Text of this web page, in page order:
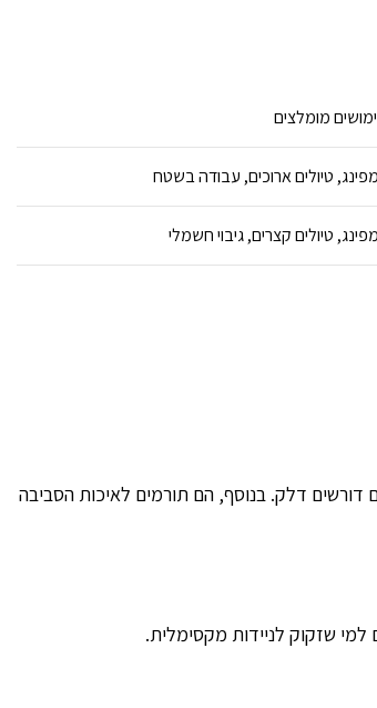
מומלצים
טיולים ארוכים, עבודה בשטח
טיולים קצרים, גיבוי חשמלי
דורשים דלק. בנוסף, הם תורמים לאיכות הסביבה
שזקוק לניידות מקסימלית.